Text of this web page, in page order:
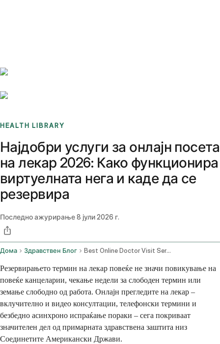
HEALTH LIBRARY
Најдобри услуги за онлајн посета
на лекар 2026: Како функционира
виртуелната нега и каде да се
резервира
Последно ажурирање8 јули 2026 г.
Дома Здравствен Блог Best Online Doctor Visit Services 2026 How Virtual Care Works And Where To Book
Резервирањето термин на лекар повеќе не значи повикување на
повеќе канцеларии, чекање недели за слободен термин или
земање слободно од работа. Онлајн прегледите на лекар –
вклучително и видео консултации, телефонски термини и
безбедно асинхроно испраќање пораки – сега покриваат
значителен дел од примарната здравствена заштита низ
Соединетите Американски Држави.